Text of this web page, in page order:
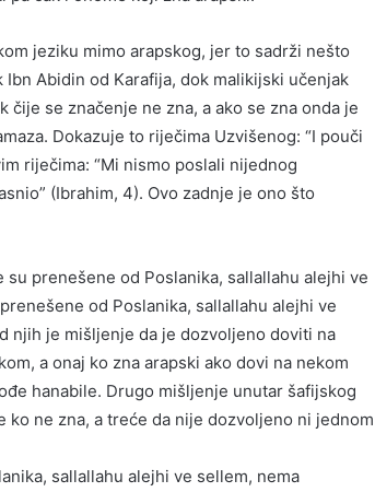
jeziku mimo arapskog, jer to sadrži nešto
Abidin od Karafija, dok malikijski učenjak
se značenje ne zna, a ako se zna onda je
Dokazuje to riječima Uzvišenog: “I pouči
riječima: “Mi nismo poslali nijednog
(Ibrahim, 4). Ovo zadnje je ono što
prenešene od Poslanika, sallallahu alejhi ve
od Poslanika, sallallahu alejhi ve
njih je mišljenje da je dozvoljeno doviti na
a onaj ko zna arapski ako dovi na nekom
hanabile. Drugo mišljenje unutar šafijskog
ne zna, a treće da nije dozvoljeno ni jednom
sallallahu alejhi ve sellem, nema